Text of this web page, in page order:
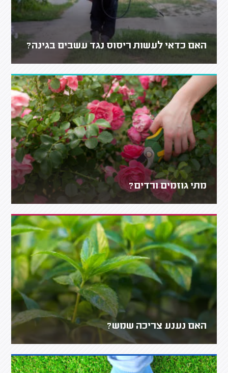
האם כדאי לעשות ריסוס נגד עשבים בגינה?
מתי גוזמים ורדים?
האם נענע צריכה שמש?